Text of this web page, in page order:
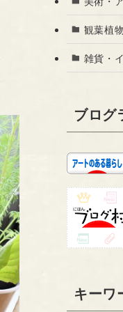
観葉植
雑貨・
ブログ
キーワ